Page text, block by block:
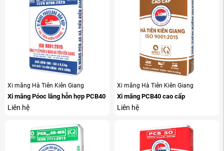
Xi măng Hà Tiên Kiên Giang
Xi măng Póoc lăng hỗn hợp PCB40
Liên hệ
Xi măng Hà Tiên Kiên Giang
Xi măng PCB40 cao cấp
Liên hệ